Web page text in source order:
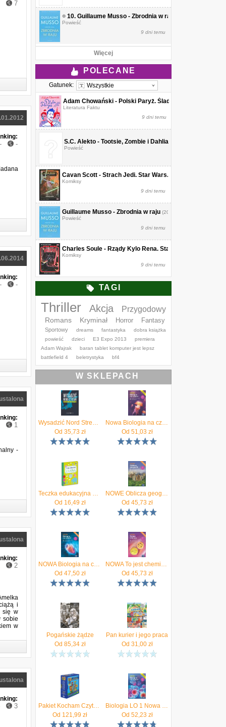
7
- -
- -
1
-
(2015)
2
i
się w
sobie
w
3
10. Guillaume Musso - Zbrodnia w raju
Powieść
9 dni temu
Więcej
POLECANE
Gatunek: Wszystkie
Adam Chowański - Polski Paryż. Śladem malarek,
Literatura Faktu
9 dni temu
S.C. Alekto - Tootsie, Zombie i Dahlia
Powieść
Cavan Scott - Strach Jedi. Star Wars. Wielka Republika
Komiksy
9 dni temu
Guillaume Musso - Zbrodnia w raju (2026)
Powieść
9 dni temu
Charles Soule - Rządy Kylo Rena. Star Wars.
Komiksy
9 dni temu
TAGI
Thriller Akcja Przygodowy
Romans Kryminał Horror Fantasy
Sportowy dreams fantastyka
dobra książka
powieść
dzieci E3 Expo 2013
premiera
Adam Wajrak
baran tablet komputer jest lepsz
battlefield 4
beletrystyka bf4
W SKLEPACH
Wysadzić Nord Stream. Sabotaż, który wstrząsnął światem - Bojan Pancevski
Od 35,73 zł
Nowa Biologia na czasie podręcznik 2 liceum i technikum zakres rozszerzony EDYCJA 2025
Od 51,03 zł
Teczka edukacyjna 2-latka
Od 16,49 zł
NOWE Oblicza geografii 2. Podręcznik. Liceum i technikum. Zakres podstawowy. Edycja 2024
Od 45,73 zł
NOWA Biologia na czasie 2. Podręcznik.Liceum i technikum. Zakres podstawowy. Edycja 2024
Od 47,50zł
NOWA To jest chemia 2. Podręcznik. Liceum i technikum. Zakres podstawowy. Edycja 2024
Od 45,73 zł
Pogańskie żądze
Od 85,34zł
Pan kurier i jego praca
Od 31,00zł
Pakiet Kocham Czytać. Zeszyty 1-18 + poradnik i kolorowanka
Od 121,99 zł
Biologia LO 1 Nowa Biologia na czasie podr ZR
Od 52,23 zł